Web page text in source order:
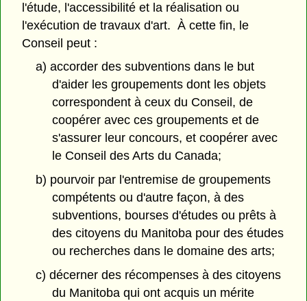
l'étude, l'accessibilité et la réalisation ou
l'exécution de travaux d'art. À cette fin, le
Conseil peut :
a) accorder des subventions dans le but
d'aider les groupements dont les objets
correspondent à ceux du Conseil, de
coopérer avec ces groupements et de
s'assurer leur concours, et coopérer avec
le Conseil des Arts du Canada;
b) pourvoir par l'entremise de groupements
compétents ou d'autre façon, à des
subventions, bourses d'études ou prêts à
des citoyens du Manitoba pour des études
ou recherches dans le domaine des arts;
c) décerner des récompenses à des citoyens
du Manitoba qui ont acquis un mérite